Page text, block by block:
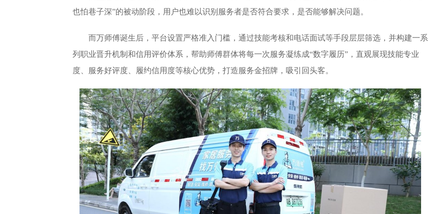
也怕巷子深”的被动阶段，用户也难以识别服务者是否符合要求，是否能够解决问题。
而万师傅诞生后，平台设置严格准入门槛，通过技能考核和电话面试等手段层层筛选，并构建一系
列职业晋升机制和信用评价体系，帮助师傅群体将每一次服务凝练成“数字履历”，直观展现技能专业
度、服务好评度、履约信用度等核心优势，打造服务金招牌，吸引回头客。